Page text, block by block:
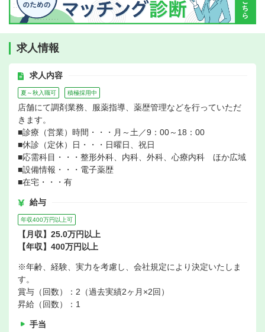
求人情報
求人内容
夏～秋入職可 積極採用中
店舗にて調剤業務、服薬指導、薬歴管理などを行っていただ
きます。
■診療（営業）時間・・・月～土／9：00～18：00
■休診（定休）日・・・日曜日、祝日
■応需科目・・・整形外科、内科、外科、心療内科 ほか広域
■設備情報・・・電子薬歴
■在宅・・・有
給与
年収400万円以上可
【月収】25.0万円以上
【年収】400万円以上
※年齢、経験、実力を考慮し、会社規定により決定いたしま
す。
賞与（回数）：2（過去実績2ヶ月×2回）
昇給（回数）：1
手当